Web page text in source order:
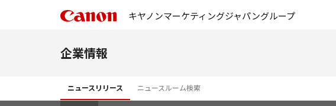
キヤノンマーケティングジャパングループ
企業情報
ニュースリリース ニュースルーム検索